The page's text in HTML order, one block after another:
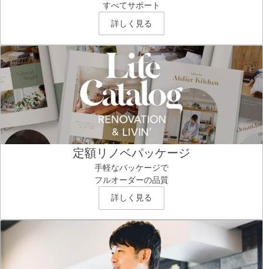
すべてサポート
詳しく見る
定額リノベパッケージ
手軽なパッケージで
フルオーダーの品質
詳しく見る